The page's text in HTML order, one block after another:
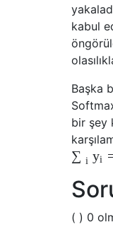
kabul
Başka
bir şey
∑ i yi
( ) 0